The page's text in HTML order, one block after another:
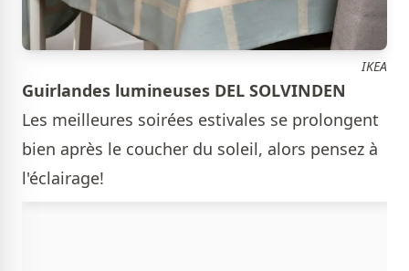
IKEA
Guirlandes lumineuses DEL SOLVINDEN
Les meilleures soirées estivales se prolongent
bien après le coucher du soleil, alors pensez à
l'éclairage!